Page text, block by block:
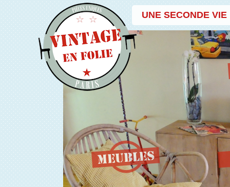
UNE SECONDE